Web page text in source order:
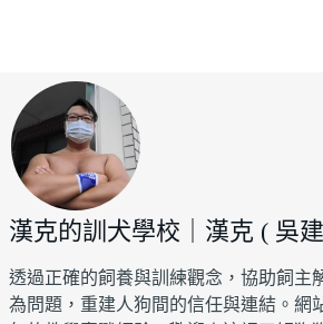
漢克的訓犬學校｜漢克 ( 吳
透過正確的飼養與訓練觀念，協助飼主
為問題，重建人狗間的信任與連結。網